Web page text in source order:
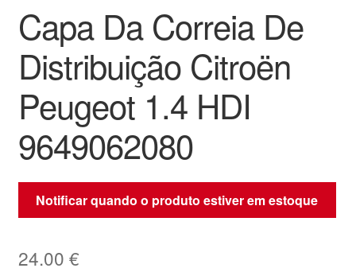
Sobre nós
Termos e Condições
Transporte
Capa Da Correia De
Distribuição Citroën
Peugeot 1.4 HDI
9649062080
Notificar quando o produto estiver em estoque
24.00 €